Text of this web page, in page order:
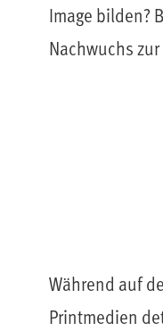
Image bilden?
Nachwuchs
Während auf
Printmedien